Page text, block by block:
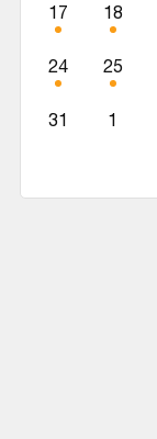
17 18
24 25
31 1